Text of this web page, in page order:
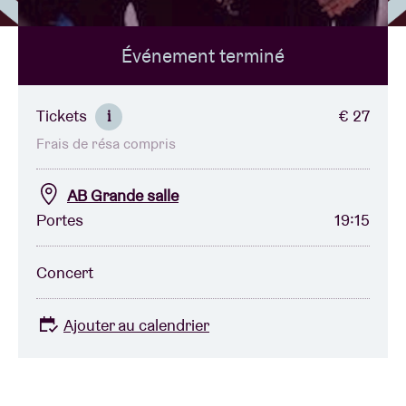
Location de salles
BRDCST
ABtv
Chèque-concert
À propos de l'AB
Contact
Événement terminé
Tickets i € 27
Frais de résa compris
AB Grande salle
Portes
19:15
Concert
Ajouter au calendrier